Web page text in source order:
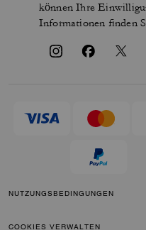
können Ihre
Informationen finden
NUTZUNGSBEDINGUNGEN
COOKIES VERWALTEN